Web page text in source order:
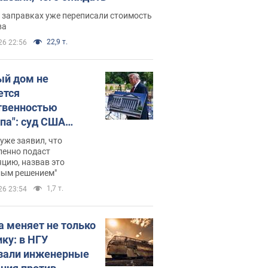
уже переписали стоимость
22:56 22,9 т.
дом не
суд США
зала
400 млн
заявил, что
подаст
назвав это
решением"
23:54 1,7 т.
меняет не только
в НГУ
инженерные